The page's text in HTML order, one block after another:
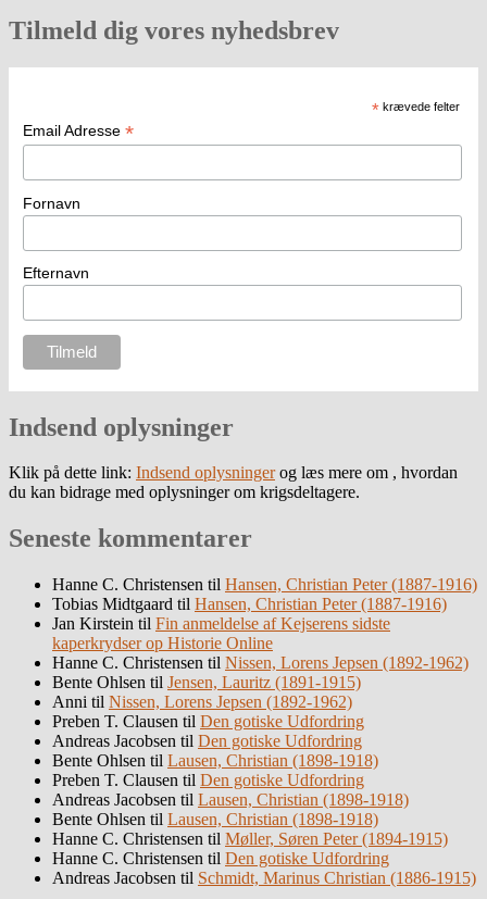
Tilmeld dig vores nyhedsbrev
* krævede felter
Email Adresse *
Fornavn
Efternavn
Indsend oplysninger
Klik på dette link: Indsend oplysningerog læs mere om , hvordan
du kan bidrage med oplysninger om krigsdeltagere.
Seneste kommentarer
Hanne C. Christensen til Hansen, Christian Peter (1887-1916)
Tobias Midtgaard til Hansen, Christian Peter (1887-1916)
Jan Kirstein til Fin anmeldelse af Kejserens sidste
kaperkrydser op Historie Online
Hanne C. Christensen til Nissen, Lorens Jepsen (1892-1962)
Bente Ohlsen til Jensen, Lauritz (1891-1915)
Anni til Nissen, Lorens Jepsen (1892-1962)
Preben T. Clausen til Den gotiske Udfordring
Andreas Jacobsen til Den gotiske Udfordring
Bente Ohlsen til Lausen, Christian (1898-1918)
Preben T. Clausen til Den gotiske Udfordring
Andreas Jacobsen til Lausen, Christian (1898-1918)
Bente Ohlsen til Lausen, Christian (1898-1918)
Hanne C. Christensen til Møller, Søren Peter (1894-1915)
Hanne C. Christensen til Den gotiske Udfordring
Andreas Jacobsen til Schmidt, Marinus Christian (1886-1915)